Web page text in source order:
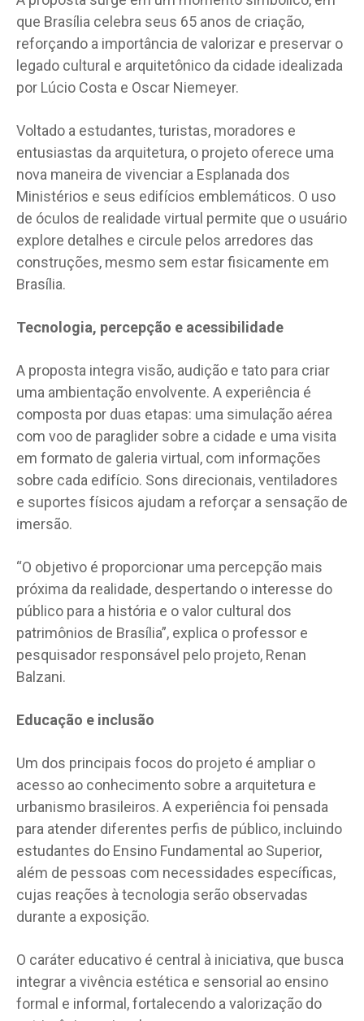
que Brasília celebra seus 65 anos de criação,
reforçando a importância de valorizar e preservar o
legado cultural e arquitetônico da cidade idealizada
por Lúcio Costa e Oscar Niemeyer.
Voltado a estudantes, turistas, moradores e
entusiastas da arquitetura, o projeto oferece uma
nova maneira de vivenciar a Esplanada dos
Ministérios e seus edifícios emblemáticos. O uso
de óculos de realidade virtual permite que o usuário
explore detalhes e circule pelos arredores das
construções, mesmo sem estar fisicamente em
Brasília.
Tecnologia, percepção e acessibilidade
A proposta integra visão, audição e tato para criar
uma ambientação envolvente. A experiência é
composta por duas etapas: uma simulação aérea
com voo de paraglider sobre a cidade e uma visita
em formato de galeria virtual, com informações
sobre cada edifício. Sons direcionais, ventiladores
e suportes físicos ajudam a reforçar a sensação de
imersão.
“O objetivo é proporcionar uma percepção mais
próxima da realidade, despertando o interesse do
público para a história e o valor cultural dos
patrimônios de Brasília”, explica o professor e
pesquisador responsável pelo projeto, Renan
Balzani.
Educação e inclusão
Um dos principais focos do projeto é ampliar o
acesso ao conhecimento sobre a arquitetura e
urbanismo brasileiros. A experiência foi pensada
para atender diferentes perfis de público, incluindo
estudantes do Ensino Fundamental ao Superior,
além de pessoas com necessidades específicas,
cujas reações à tecnologia serão observadas
durante a exposição.
O caráter educativo é central à iniciativa, que busca
integrar a vivência estética e sensorial ao ensino
formal e informal, fortalecendo a valorização do